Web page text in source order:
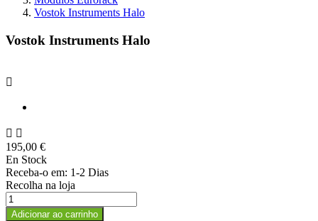
Vostok Instruments Halo
Vostok Instruments Halo

 
195,00 €
En Stock
Receba-o em: 1-2 Dias
Recolha na loja
Adicionar ao carrinho